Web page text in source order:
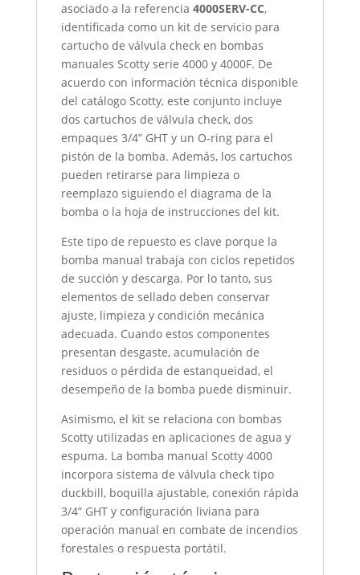
asociado a la referencia 4000SERV-CC,
identificada como un kit de servicio para
cartucho de válvula check en bombas
manuales Scotty serie 4000 y 4000F. De
acuerdo con información técnica disponible
del catálogo Scotty, este conjunto incluye
dos cartuchos de válvula check, dos
empaques 3/4” GHT y un O-ring para el
pistón de la bomba. Además, los cartuchos
pueden retirarse para limpieza o
reemplazo siguiendo el diagrama de la
bomba o la hoja de instrucciones del kit.
Este tipo de repuesto es clave porque la
bomba manual trabaja con ciclos repetidos
de succión y descarga. Por lo tanto, sus
elementos de sellado deben conservar
ajuste, limpieza y condición mecánica
adecuada. Cuando estos componentes
presentan desgaste, acumulación de
residuos o pérdida de estanqueidad, el
desempeño de la bomba puede disminuir.
Asimismo, el kit se relaciona con bombas
Scotty utilizadas en aplicaciones de agua y
espuma. La bomba manual Scotty 4000
incorpora sistema de válvula check tipo
duckbill, boquilla ajustable, conexión rápida
3/4” GHT y configuración liviana para
operación manual en combate de incendios
forestales o respuesta portátil.